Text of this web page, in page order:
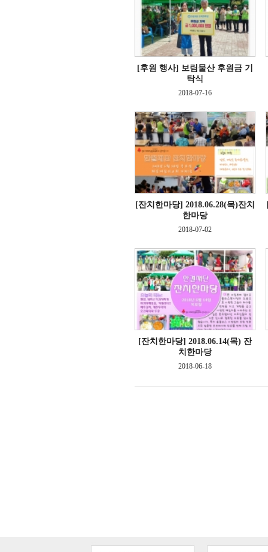
[후원 행사] 보림물산 후원금 기
탁식
2018-07-16
[잔치한마당] 2018.06.28(목)잔치
한마당
2018-07-02
[잔치한마당] 2018.06.14(목) 잔
치한마당
2018-06-18